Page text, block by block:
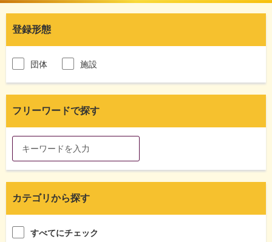
登録形態
団体 施設
フリーワードで探す
カテゴリから探す
すべてにチェック